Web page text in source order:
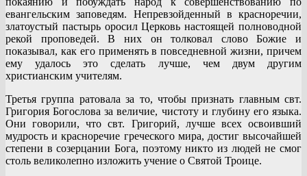
евангельским заповедям. Непревзойденный в красноречии,
златоустый пастырь оросил Церковь настоящей полноводной
рекой проповедей. В них он толковал слово Божие и
показывал, как его применять в повседневной жизни, причем
ему удалось это сделать лучше, чем двум другим
христианским учителям.
Третья группа ратовала за то, чтобы признать главным свт.
Григория Богослова за величие, чистоту и глубину его языка.
Они говорили, что свт. Григорий, лучше всех освоивший
мудрость и красноречие греческого мира, достиг высочайшей
степени в созерцании Бога, поэтому никто из людей не смог
столь великолепно изложить учение о Святой Троице.